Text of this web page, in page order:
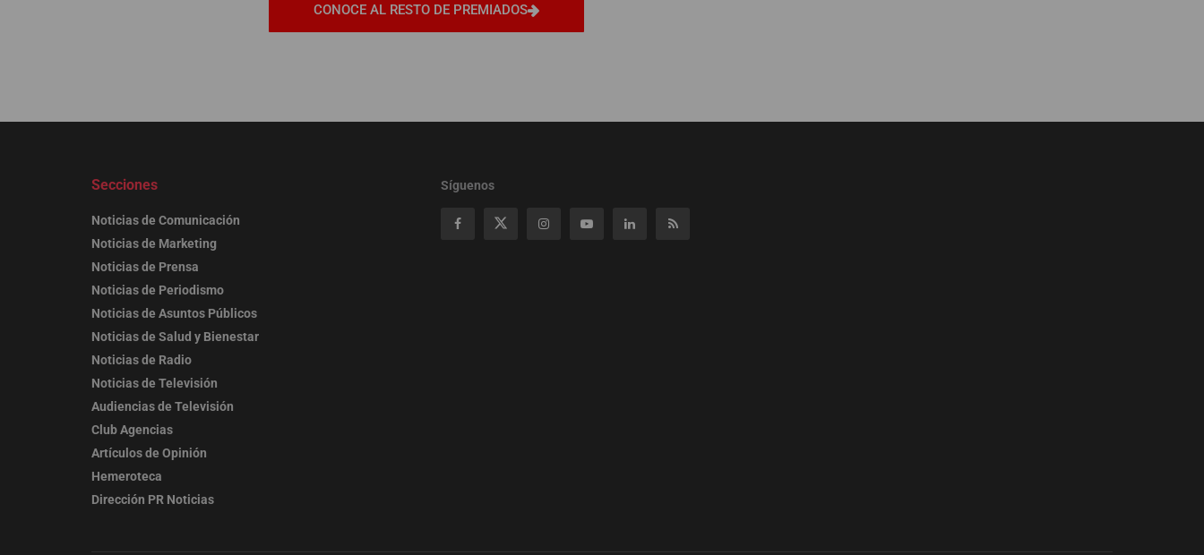
CONOCE AL RESTO DE PREMIADOS
Secciones
Noticias de Comunicación
Noticias de Marketing
Noticias de Prensa
Noticias de Periodismo
Noticias de Asuntos Públicos
Noticias de Salud y Bienestar
Noticias de Radio
Noticias de Televisión
Audiencias de Televisión
Club Agencias
Artículos de Opinión
Hemeroteca
Dirección PR Noticias
Síguenos